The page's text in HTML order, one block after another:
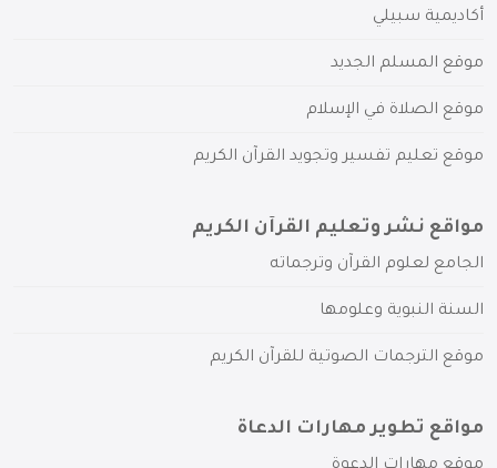
أكاديمية سبيلي
موقع المسلم الجديد
موقع الصلاة في الإسلام
موقع تعليم تفسير وتجويد القرآن الكريم
مواقع نشر وتعليم القرآن الكريم
الجامع لعلوم القرآن وترجماته
السنة النبوية وعلومها
موقع الترجمات الصوتية للقرآن الكريم
مواقع تطوير مهارات الدعاة